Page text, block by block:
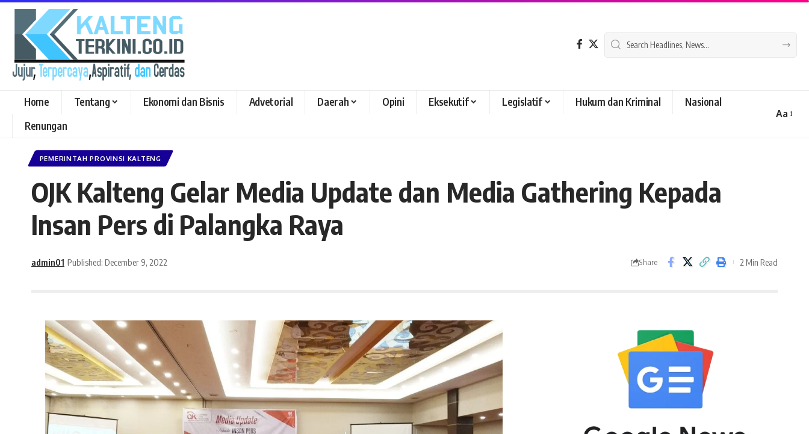
Home Tentang Ekonomi dan Bisnis Advetorial Daerah Opini Eksekutif Legislatif Hukum dan Kriminal
Nasional
Renungan
Font
Aa
PEMERINTAH PROVINSI KALTENG
OJK Kalteng Gelar Media Update dan Media Gathering Kepada
Insan Pers di Palangka Raya
admin01 Published: December 9, 2022 Share 2 Min Read